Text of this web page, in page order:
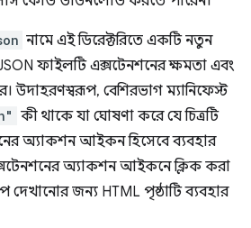
নামে এই ডিরেক্টরিতে একটি নতুন
ফাইলটি এক্সটেনশনের ক্ষমতা এবং
উদাহরণস্বরূপ, বেশিরভাগ ম্যানিফেস্ট
কী থাকে যা ঘোষণা করে যে চিত্রটি
অ্যাকশন আইকন হিসেবে ব্যবহার
অ্যাকশন আইকনে ক্লিক করা
জন্য HTML পৃষ্ঠাটি ব্যবহার